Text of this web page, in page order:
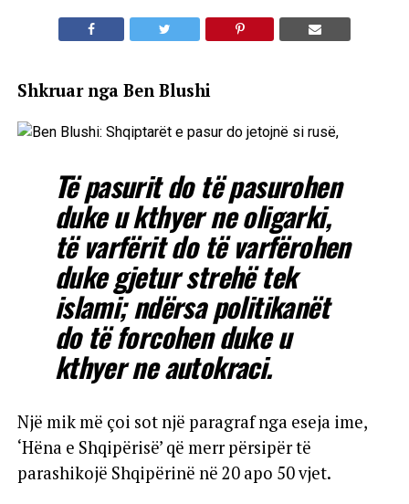
Shkruar nga Ben Blushi
Të pasurit do të pasurohen
duke u kthyer ne oligarki,
të varfërit do të varfërohen
duke gjetur strehë tek
islami; ndërsa politikanët
do të forcohen duke u
kthyer ne autokraci.
Një mik më çoi sot një paragraf nga eseja ime,
‘Hëna e Shqipërisë’ që merr përsipër të
parashikojë Shqipërinë në 20 apo 50 vjet.